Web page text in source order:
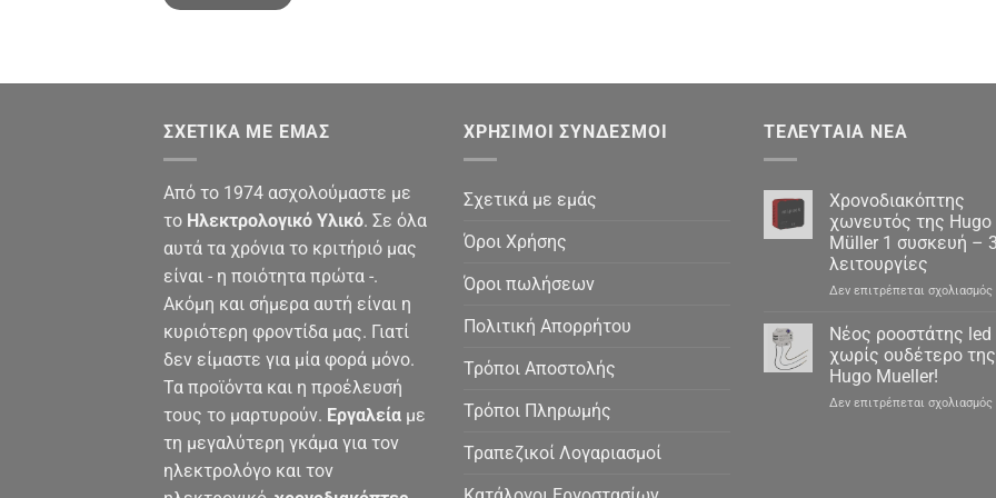
ΣΧΕΤΙΚΆ ΜΕ ΕΜΆΣ
Από το 1974 ασχολούμαστε με
το Ηλεκτρολογικό Υλικό. Σε όλα
αυτά τα χρόνια το κριτήριό μας
είναι - η ποιότητα πρώτα -.
Ακόμη και σήμερα αυτή είναι η
κυριότερη φροντίδα μας. Γιατί
δεν είμαστε για μία φορά μόνο.
Τα προϊόντα και η προέλευσή
τους το μαρτυρούν. Εργαλεία με
τη μεγαλύτερη γκάμα για τον
ηλεκτρολόγο και τον
ΧΡΉΣΙΜΟΙ ΣΎΝΔΕΣΜΟΙ
Σχετικά με εμάς
Όροι Χρήσης
Όροι πωλήσεων
Πολιτική Απορρήτου
Τρόποι Αποστολής
Τρόποι Πληρωμής
Τραπεζικοί Λογαριασμοί
ΤΕΛΕΥΤΑΊΑ ΝΈΑ
Χρονοδιακόπτης
χωνευτός της Hugo
Müller 1 συσκευή – 3
λειτουργίες
Δεν επιτρέπεται σχολιασμός
1
Νέος ροοστάτης led
χωρίς ουδέτερο της
Hugo Mueller!
Δεν επιτρέπεται σχολιασμός